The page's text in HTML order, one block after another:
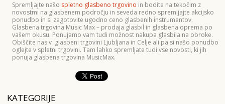
Spremljajte našo spletno glasbeno trgovino in bodite na tekočim z
novostmi na glasbenem področju in seveda redno spremljajte akcijsko
ponudbo in si zagotovite ugodno ceno glasbenih instrumentov.
Glasbena trgovina Music Max – prodaja glasbil in glasbena oprema po
vašem okusu. Ponujamo vam tudi možnost nakupa glasbila na obroke.
Obiščite nas v glasbeni trgovini Ljubljana in Celje ali pa si našo ponudbo
oglejte v spletni trgovini. Tam lahko spremljate tudi vse novosti, ki jih
ponuja glasbena trgovina MusicMax.
KATEGORIJE